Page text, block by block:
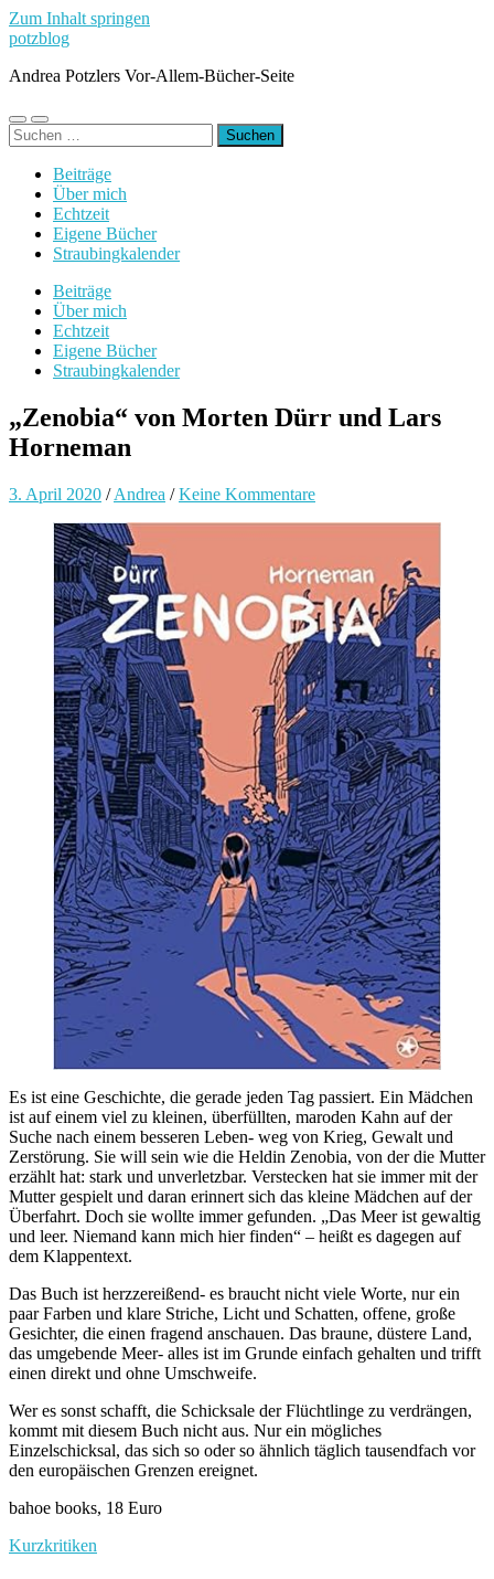
Zum Inhalt springen
potzblog
Andrea Potzlers Vor-Allem-Bücher-Seite
Mobile-
Menü
Suchfeld
ein-/ausblenden
Suchen
nach:
Beiträge
Über mich
Echtzeit
Eigene Bücher
Straubingkalender
Beiträge
Über mich
Echtzeit
Eigene Bücher
Straubingkalender
„Zenobia“ von Morten Dürr und Lars
Horneman
3. April 2020 /Andrea /Keine Kommentare
Es ist eine Geschichte, die gerade jeden Tag passiert. Ein Mädchen
ist auf einem viel zu kleinen, überfüllten, maroden Kahn auf der
Suche nach einem besseren Leben- weg von Krieg, Gewalt und
Zerstörung. Sie will sein wie die Heldin Zenobia, von der die Mutter
erzählt hat: stark und unverletzbar. Verstecken hat sie immer mit der
Mutter gespielt und daran erinnert sich das kleine Mädchen auf der
Überfahrt. Doch sie wollte immer gefunden. „Das Meer ist gewaltig
und leer. Niemand kann mich hier finden“ – heißt es dagegen auf
dem Klappentext.
Das Buch ist herzzereißend- es braucht nicht viele Worte, nur ein
paar Farben und klare Striche, Licht und Schatten, offene, große
Gesichter, die einen fragend anschauen. Das braune, düstere Land,
das umgebende Meer- alles ist im Grunde einfach gehalten und trifft
einen direkt und ohne Umschweife.
Wer es sonst schafft, die Schicksale der Flüchtlinge zu verdrängen,
kommt mit diesem Buch nicht aus. Nur ein mögliches
Einzelschicksal, das sich so oder so ähnlich täglich tausendfach vor
den europäischen Grenzen ereignet.
bahoe books, 18 Euro
Kurzkritiken